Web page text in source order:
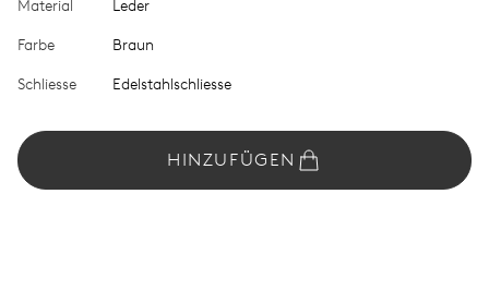
Material Leder
Farbe Braun
Schliesse Edelstahlschliesse
HINZUFÜGEN